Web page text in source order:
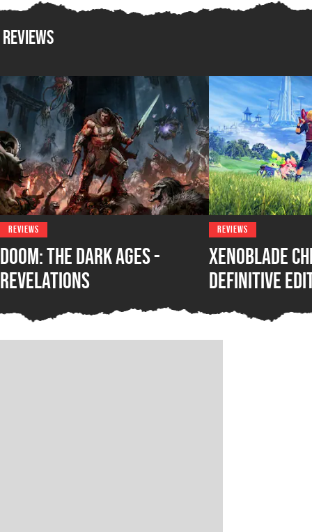
Reviews
REVIEWS
DOOM: The Dark Ages -
Revelations
REVIEWS
Xenoblade
Definitive
Nintendo